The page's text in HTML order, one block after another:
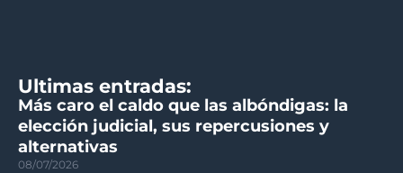
Ultimas entradas:
Más caro el caldo que las albóndigas: la
elección judicial, sus repercusiones y
alternativas
08/07/2026